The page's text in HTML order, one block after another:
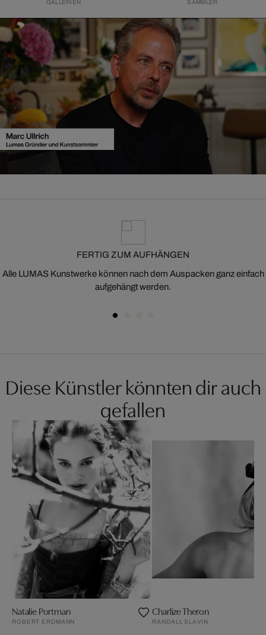
GALLERIEN SAMMLER
FERTIG ZUM AUFHÄNGEN
Alle LUMAS Kunstwerke können nach dem Auspacken ganz einfach
aufgehängt werden.
Diese Künstler könnten dir auch
gefallen
Natalie Portman
ROBERT ERDMANN
Charlize Theron
RANDALL SLAVIN